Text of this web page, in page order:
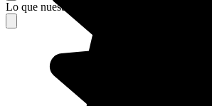
Lo que nuestros viajeros piensan de su estancia